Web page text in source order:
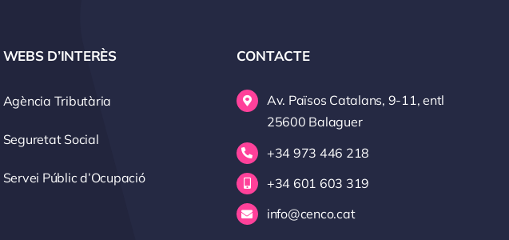
WEBS D’INTERÈS
Agència Tributària
Seguretat Social
Servei Públic d’Ocupació
CONTACTE
Av. Països Catalans, 9-11, entl
25600 Balaguer
+34 973 446 218
+34 601 603 319
info@cenco.cat